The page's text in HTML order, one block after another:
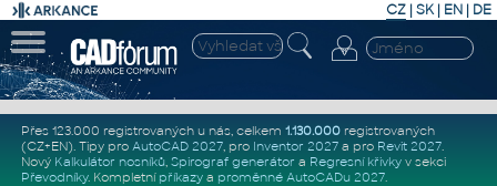
CZ | SK| EN | DE
Přes 123.000 registrovaných u nás, celkem 1.130.000registrovaných
(CZ+EN). Tipy pro AutoCAD 2027, pro Inventor 2027a pro Revit 2027.
Nový Kalkulátor nosníků, Spirograf generátor a Regresní křivkyv sekci
Převodníky. Kompletní příkazya proměnné AutoCADu 2027.